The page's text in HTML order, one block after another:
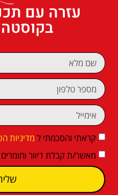
עזרה עם
בקוסטה
קראתי והסכמתי ל מדיניות
מאשר/ת קבלת דיוור וחומרים